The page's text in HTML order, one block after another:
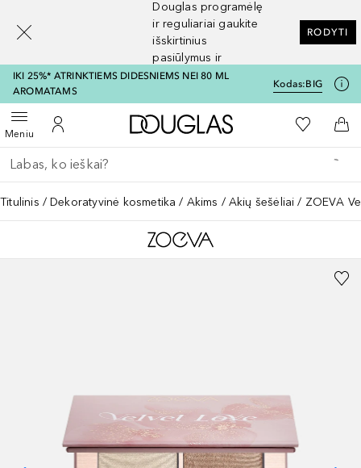
Douglas programėlę
ir reguliariai gaukite
išskirtinius
pasiūlymus ir
nuolaidas
RODYTI
IKI 25%* ATRINKTIEMS DIDESNIEMS NEI 80 ML
AROMATAMS
Kodas:BIG
MeniuAtidaryti meniuĮ mano paskyrą
Į Douglas pagrindinį
Į mano
Į
Grįžk atgal
Vykdykite paiešką
Titulinis Dekoratyvinė kosmetika Akims Akių šešėliai ZOEVA
[navigation.slideout.screenreader]